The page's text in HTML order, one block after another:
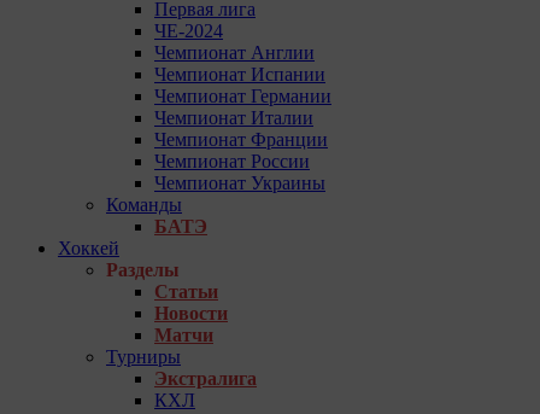
Первая лига
ЧЕ-2024
Чемпионат Англии
Чемпионат Испании
Чемпионат Германии
Чемпионат Италии
Чемпионат Франции
Чемпионат России
Чемпионат Украины
Команды
БАТЭ
Хоккей
Разделы
Статьи
Новости
Матчи
Турниры
Экстралига
КХЛ